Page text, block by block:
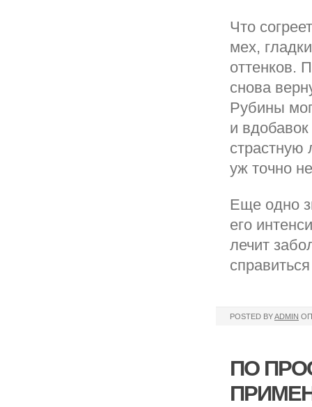
Что
мех,
оттенков.
снова
Рубины
и
страстную
уж точно
Еще одно
его
лечит
POSTED BYADMIN
ПО